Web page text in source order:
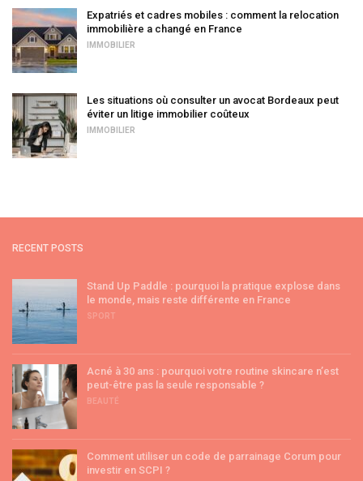
Expatriés et cadres mobiles : comment la relocation
immobilière a changé en France
IMMOBILIER
Les situations où consulter un avocat Bordeaux peut
éviter un litige immobilier coûteux
IMMOBILIER
RECENT POSTS
Stand Up Paddle : pourquoi la pratique explose dans
le monde, mais reste différente en France
SPORT
Acné à 30 ans : pourquoi votre routine skincare n’est
peut-être pas la seule responsable ?
BEAUTÉ
Comment utiliser un code de parrainage Corum pour
investir en SCPI ?